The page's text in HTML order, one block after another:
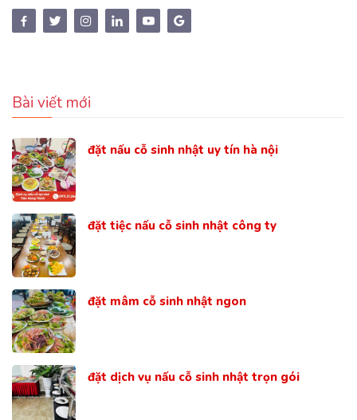
Bài viết mới
đặt nấu cỗ sinh nhật uy tín hà nội
đặt tiệc nấu cỗ sinh nhật công ty
đặt mâm cỗ sinh nhật ngon
đặt dịch vụ nấu cỗ sinh nhật trọn gói